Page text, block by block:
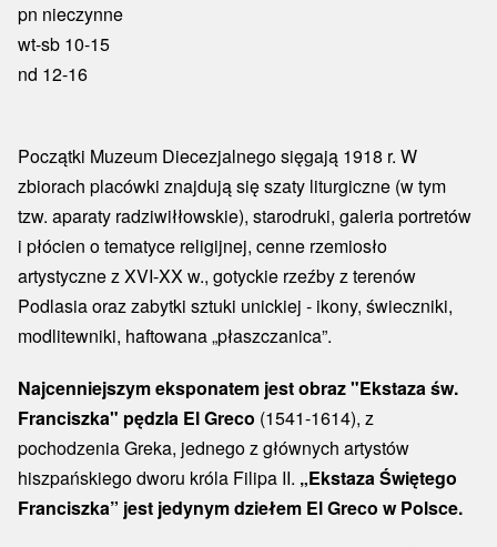
pn nieczynne
wt-sb 10-15
nd 12-16
Początki Muzeum Diecezjalnego sięgają 1918 r. W
zbiorach placówki znajdują się szaty liturgiczne (w tym
tzw. aparaty radziwiłłowskie), starodruki, galeria portretów
i płócien o tematyce religijnej, cenne rzemiosło
artystyczne z XVI-XX w., gotyckie rzeźby z terenów
Podlasia oraz zabytki sztuki unickiej - ikony, świeczniki,
modlitewniki, haftowana „płaszczanica”.
Najcenniejszym eksponatem jest obraz "Ekstaza św.
Franciszka" pędzla El Greco (1541-1614), z
pochodzenia Greka, jednego z głównych artystów
hiszpańskiego dworu króla Filipa II. „Ekstaza Świętego
Franciszka” jest jedynym dziełem El Greco w Polsce.